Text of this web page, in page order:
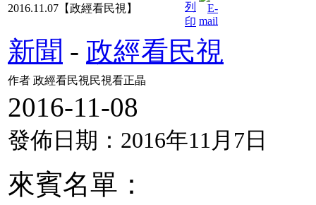
2016.11.07【政經看民視】
新聞 - 政經看民視
作者 政經看民視民視看正晶
2016-11-08
發佈日期：2016年11月7日
來賓名單：